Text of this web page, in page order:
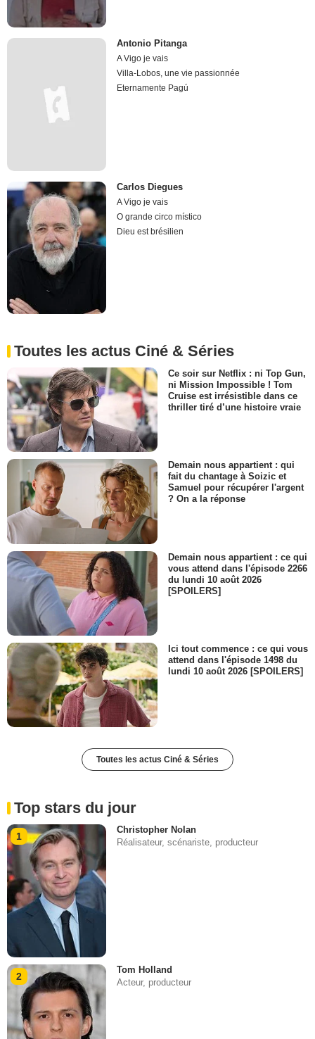
Antonio Pitanga
A Vigo je vais
Villa-Lobos, une vie passionnée
Eternamente Pagú
Carlos Diegues
A Vigo je vais
O grande circo místico
Dieu est brésilien
Toutes les actus Ciné & Séries
Ce soir sur Netflix : ni Top Gun,
ni Mission Impossible ! Tom
Cruise est irrésistible dans ce
thriller tiré d’une histoire vraie
Demain nous appartient : qui
fait du chantage à Soizic et
Samuel pour récupérer l'argent
? On a la réponse
Demain nous appartient : ce qui
vous attend dans l'épisode 2266
du lundi 10 août 2026
[SPOILERS]
Ici tout commence : ce qui vous
attend dans l'épisode 1498 du
lundi 10 août 2026 [SPOILERS]
Toutes les actus Ciné & Séries
Top stars du jour
1
Christopher Nolan
Réalisateur, scénariste, producteur
2
Tom Holland
Acteur, producteur